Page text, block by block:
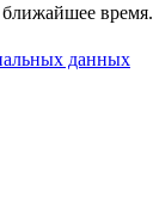
время.
данных